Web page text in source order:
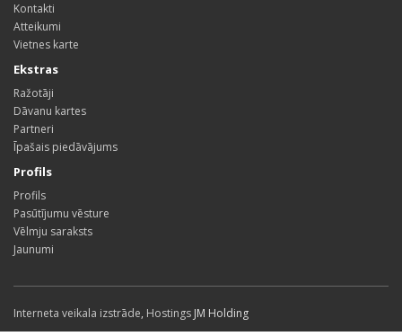
Kontakti
Atteikumi
Vietnes karte
Ekstras
Ražotāji
Dāvanu kartes
Partneri
Īpašais piedāvājums
Profils
Profils
Pasūtījumu vēsture
Vēlmju saraksts
Jaunumi
Interneta veikala izstrāde, Hostings JM Holding